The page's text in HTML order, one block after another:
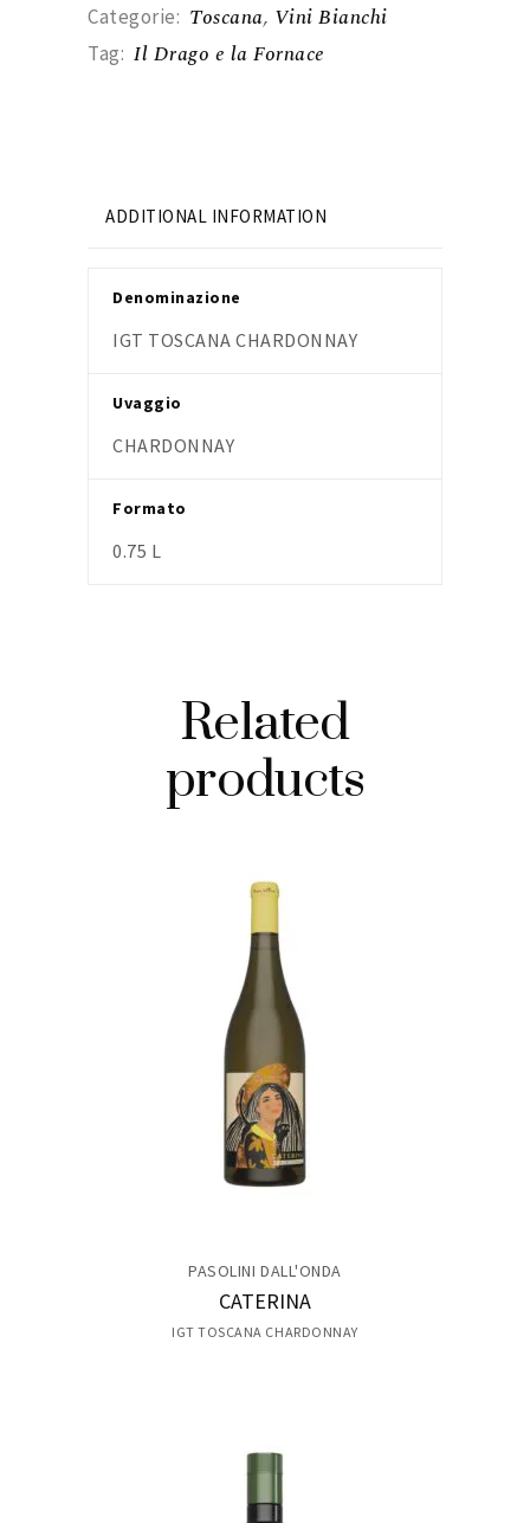
Categorie: Toscana, Vini Bianchi
Tag: Il Drago e la Fornace
ADDITIONAL INFORMATION
Denominazione
IGT TOSCANA CHARDONNAY
Uvaggio
CHARDONNAY
Formato
0.75 L
Related
products
PASOLINI DALL'ONDA
CATERINA
IGT TOSCANA CHARDONNAY